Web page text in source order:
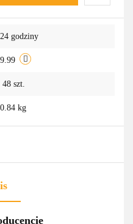
Do
24 godziny
9.99
48 szt.
0.84 kg